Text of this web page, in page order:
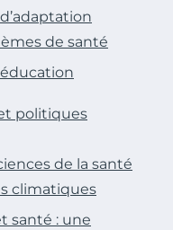
de santé
politiques
de la santé
climatiques
santé : une